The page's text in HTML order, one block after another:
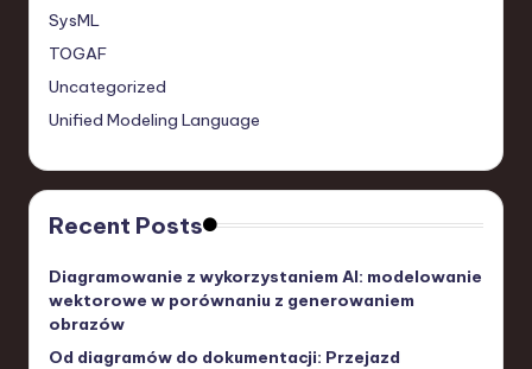
SysML
TOGAF
Uncategorized
Unified Modeling Language
Recent Posts
Diagramowanie z wykorzystaniem AI: modelowanie
wektorowe w porównaniu z generowaniem
obrazów
Od diagramów do dokumentacji: Przejazd